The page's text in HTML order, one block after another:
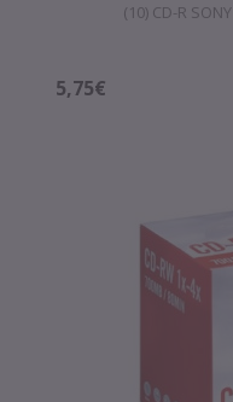
(10) CD-R
5,75€